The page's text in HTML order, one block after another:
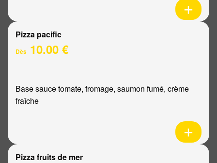
Pizza pacific
Dès 10.00 €
Base sauce tomate, fromage, saumon fumé, crème
fraîche
Pizza fruits de mer